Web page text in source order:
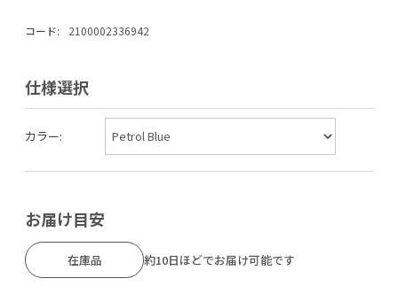
コード: 2100002336942
仕様選択
カラー:
お届け目安
在庫品 約10日ほどでお届け可能です